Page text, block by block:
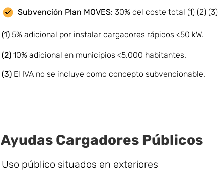
Subvención Plan MOVES: 30% del coste total (1) (2) (3)
(2) 10% adicional en municipios <5.000 habitantes.
(1) 5% adicional por instalar cargadores rápidos <50 kW.
(3) El IVA no se incluye como concepto subvencionable.
Ayudas Cargadores Públicos
Uso público situados en exteriores